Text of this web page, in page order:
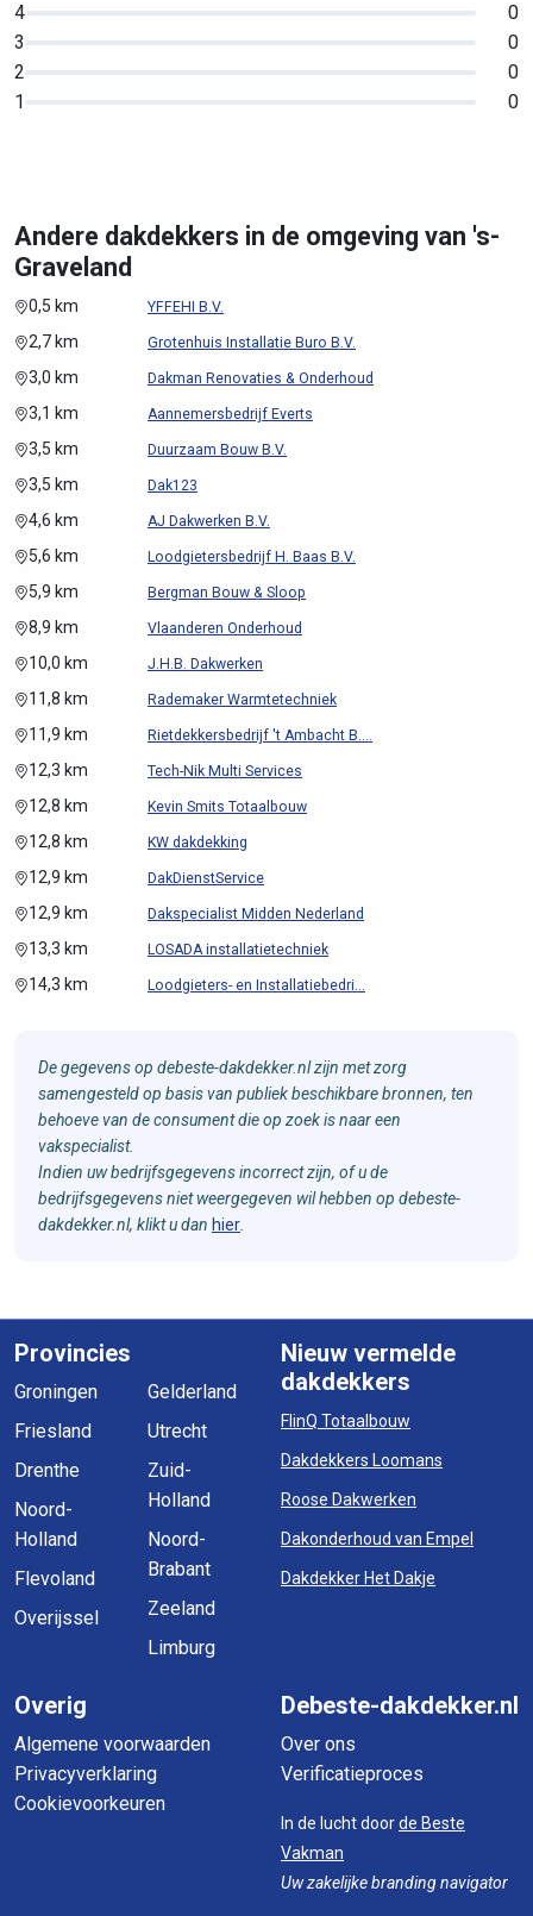
4
0
3
0
2
0
1
0
Andere dakdekkers in de omgeving van 's-
Graveland
0,5 km YFFEHI B.V.
2,7 km Grotenhuis Installatie Buro B.V.
3,0 km Dakman Renovaties & Onderhoud
3,1 km Aannemersbedrijf Everts
3,5 km Duurzaam Bouw B.V.
3,5 km Dak123
4,6 km AJ Dakwerken B.V.
5,6 km Loodgietersbedrijf H. Baas B.V.
5,9 km Bergman Bouw & Sloop
8,9 km Vlaanderen Onderhoud
10,0 km J.H.B. Dakwerken
11,8 km Rademaker Warmtetechniek
11,9 km Rietdekkersbedrijf 't Ambacht B....
12,3 km Tech-Nik Multi Services
12,8 km Kevin Smits Totaalbouw
12,8 km KW dakdekking
12,9 km DakDienstService
12,9 km Dakspecialist Midden Nederland
13,3 km LOSADA installatietechniek
14,3 km Loodgieters- en Installatiebedri...
De gegevens op debeste-dakdekker.nl zijn met zorg
samengesteld op basis van publiek beschikbare bronnen, ten
behoeve van de consument die op zoek is naar een
vakspecialist.
Indien uw bedrijfsgegevens incorrect zijn, of u de
bedrijfsgegevens niet weergegeven wil hebben op debeste-
dakdekker.nl, klikt u dan hier
Provincies
Groningen
Friesland
Drenthe
Noord-
Holland
Flevoland
Overijssel
Gelderland
Utrecht
Zuid-
Holland
Noord-
Brabant
Zeeland
Limburg
Nieuw vermelde
dakdekkers
FlinQ Totaalbouw
Dakdekkers Loomans
Roose Dakwerken
Dakonderhoud van Empel
Dakdekker Het Dakje
Overig
Algemene voorwaarden
Privacyverklaring
Cookievoorkeuren
Debeste-dakdekker.nl
Over ons
Verificatieproces
In de lucht doorde Beste
Vakman
Uw zakelijke branding navigator